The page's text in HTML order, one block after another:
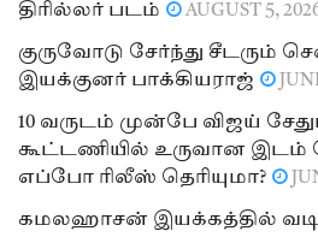
திரில்லர் படம்
AUGUST 5,
குருவோடு சேர்ந்து சீடரும்
இயக்குனர் பாக்கியராஜ்
10 வருடம் முன்பே விஜய்
கூட்டணியில் உருவான
எப்போ ரிலீஸ் தெரியுமா?
கமலஹாசன் இயக்கத்தில்